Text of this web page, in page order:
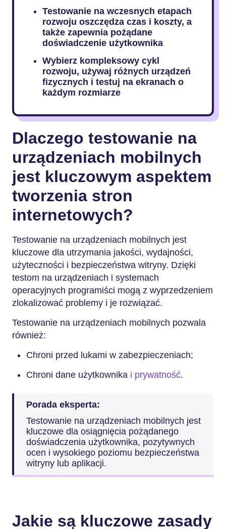
Testowanie na wczesnych etapach
rozwoju oszczędza czas i koszty, a
także zapewnia pożądane
doświadczenie użytkownika
Wybierz kompleksowy cykl
rozwoju, używaj różnych urządzeń
fizycznych i testuj na ekranach o
każdym rozmiarze
Dlaczego testowanie na
urządzeniach mobilnych
jest kluczowym aspektem
tworzenia stron
internetowych?
Testowanie na urządzeniach mobilnych jest
kluczowe dla utrzymania jakości, wydajności,
użyteczności i bezpieczeństwa witryny. Dzięki
testom na urządzeniach i systemach
operacyjnych programiści mogą z wyprzedzeniem
zlokalizować problemy i je rozwiązać.
Testowanie na urządzeniach mobilnych pozwala
również:
Chroni przed lukami w zabezpieczeniach;
Chroni dane użytkownika i prywatność.
Porada eksperta:
Testowanie na urządzeniach mobilnych jest
kluczowe dla osiągnięcia pożądanego
doświadczenia użytkownika, pozytywnych
ocen i wysokiego poziomu bezpieczeństwa
witryny lub aplikacji.
Jakie są kluczowe zasady